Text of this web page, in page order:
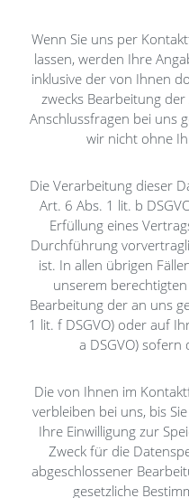
Wenn Sie uns per
lassen, werden Ihre
inklusive der von Ihnen
zwecks Bearbeitung
Anschlussfragen bei uns
wir nicht ohne
Die Verarbeitung dieser
Art. 6 Abs. 1 lit. b
Erfüllung eines
Durchführung
ist. In allen übrigen
unserem
Bearbeitung der an uns
1 lit. f DSGVO) oder auf
a DSGVO)
Die von Ihnen im
verbleiben bei uns, bis
Ihre Einwilligung zur
Zweck für die
abgeschlossener
gesetzliche